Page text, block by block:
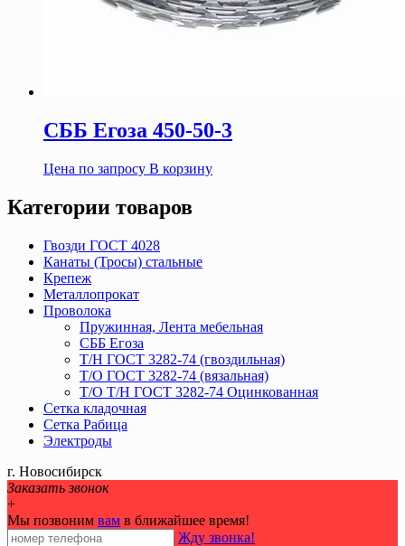
СББ Егоза 450-50-3
Цена по запросу В корзину
Категории товаров
Гвозди ГОСТ 4028
Канаты (Тросы) стальные
Крепеж
Металлопрокат
Проволока
Пружинная, Лента мебельная
СББ Егоза
Т/Н ГОСТ 3282-74 (гвоздильная)
Т/О ГОСТ 3282-74 (вязальная)
Т/О Т/Н ГОСТ 3282-74 Оцинкованная
Сетка кладочная
Сетка Рабица
Электроды
г. Новосибирск
Заказать звонок
+
Мы позвоним вам в ближайшее время!
Жду звонка!